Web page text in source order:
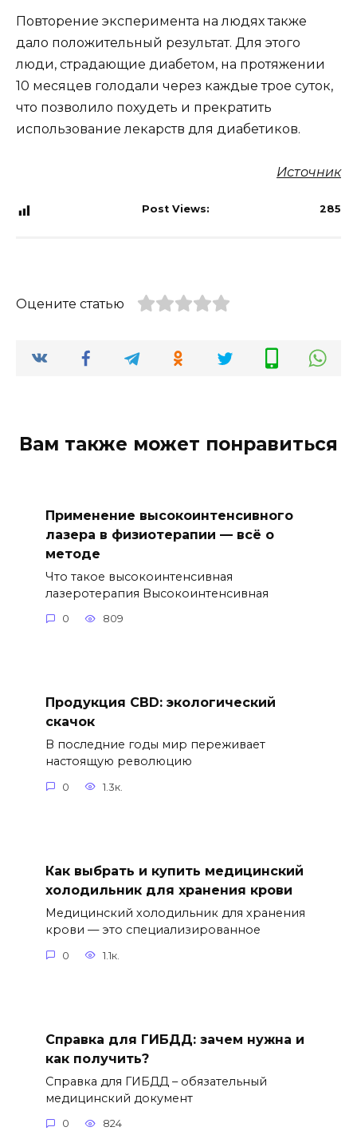
Повторение эксперимента на людях также
дало положительный результат. Для этого
люди, страдающие диабетом, на протяжении
10 месяцев голодали через каждые трое суток,
что позволило похудеть и прекратить
использование лекарств для диабетиков.
Источник
Post Views: 285
Оцените статью
Вам также может понравиться
Применение высокоинтенсивного
лазера в физиотерапии — всё о
методе
Что такое высокоинтенсивная
лазеротерапия Высокоинтенсивная
0 809
Продукция CBD: экологический
скачок
В последние годы мир переживает
настоящую революцию
0 1.3к.
Как выбрать и купить медицинский
холодильник для хранения крови
Медицинский холодильник для хранения
крови — это специализированное
0 1.1к.
Справка для ГИБДД: зачем нужна и
как получить?
Справка для ГИБДД – обязательный
медицинский документ
0 824